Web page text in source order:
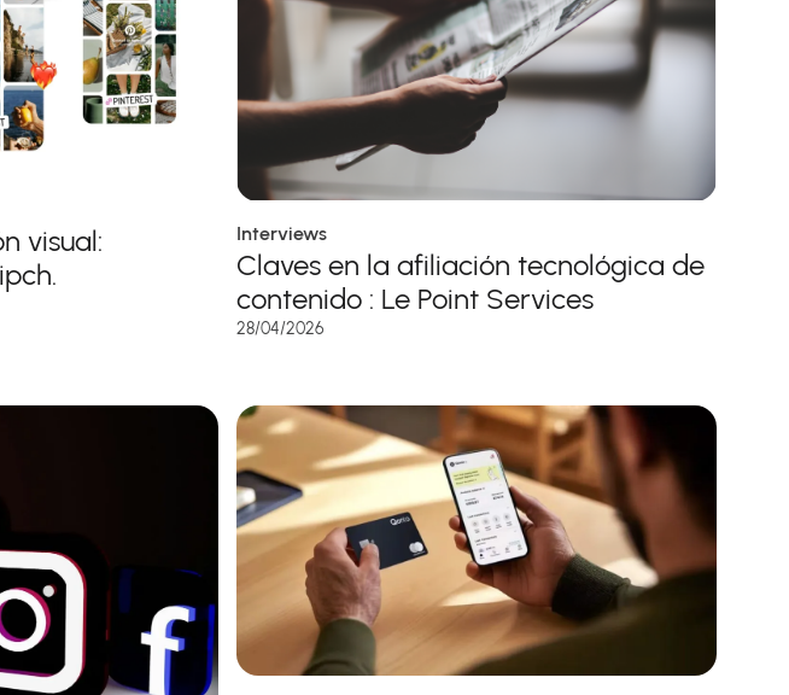
visual:
Interviews
Claves en la afiliación tecnológica de
contenido : Le Point Services
28/04/2026